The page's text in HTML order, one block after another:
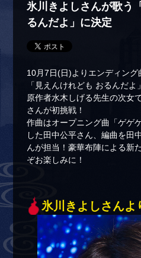
氷川きよしさんが歌う
るんだよ」に決定
10月7日(日)よりエンディング
「見えんけれども おるんだ
原作者水木しげる先生の次女
さんが初挑戦！
作曲はオープニング曲「ゲゲ
した田中公平さん、編曲を田
んが担当！豪華布陣による新
ぞお楽しみに！
氷川きよしさんよ